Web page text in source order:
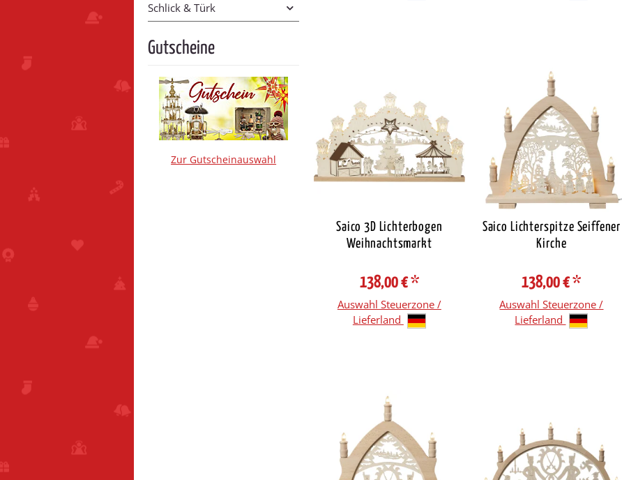
Saico 3D Lichterbogen
Weihnachtsmarkt
138,00 €*
Auswahl Steuerzone /
Lieferland
Saico Lichterspitze Seiffener
Kirche
138,00 €*
Auswahl Steuerzone /
Lieferland
Schlick & Türk
Gutscheine
Zur Gutscheinauswahl